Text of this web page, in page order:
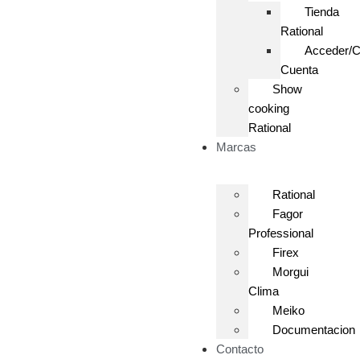
Tienda
Rational
Acceder/
Cuenta
Show
cooking
Rational
Marcas
Rational
Fagor
Professional
Firex
Morgui
Clima
Meiko
Documentacion
Contacto